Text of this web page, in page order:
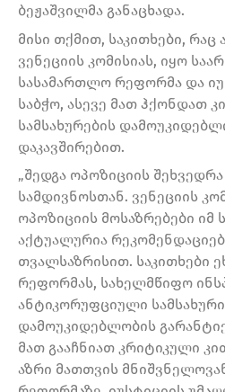
ბეჟაშვილმა განაცხადა.
მისი თქმით, საკითხები, რაც
ვენეციის კომისიას, იყო
სასამართლო რეფორმა და
საბჭო, ასევე მათ ჰქონდათ
სამსახურების
დაკავშირებით.
„შედგა ოპოზიციის
სამდივნოსთან. ვენეციის
ოპოზიციის მოსაზრებები იმ
აქტუალურია
თვალსაზრისით. საკითხები
რეფორმას, სახელმწიფო
ანტიკორუფციული
დამოუკიდებლობის
მათ გააჩნიათ კრიტიკული
აზრი მათთვის